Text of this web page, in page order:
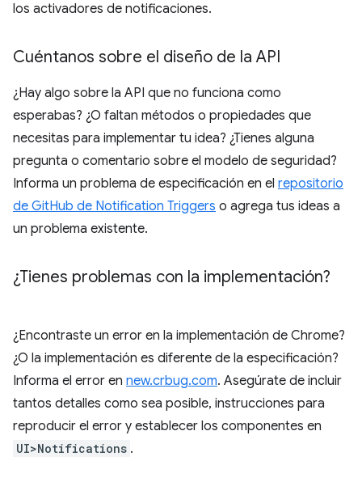
los activadores de notificaciones.
Cuéntanos sobre el diseño de la API
¿Hay algo sobre la API que no funciona como
esperabas? ¿O faltan métodos o propiedades que
necesitas para implementar tu idea? ¿Tienes alguna
pregunta o comentario sobre el modelo de seguridad?
Informa un problema de especificación en el repositorio
de GitHub de Notification Triggers o agrega tus ideas a
un problema existente.
¿Tienes problemas con la implementación?
¿Encontraste un error en la implementación de Chrome?
¿O la implementación es diferente de la especificación?
Informa el error en new.crbug.com. Asegúrate de incluir
tantos detalles como sea posible, instrucciones para
reproducir el error y establecer los componentes en
UI>Notifications .